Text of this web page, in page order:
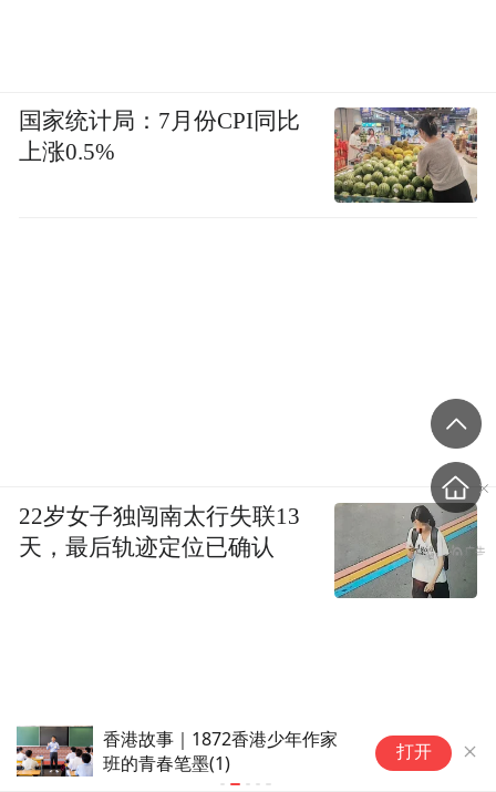
香港故事｜1872香港少年作家
班的青春笔墨(1)
尼日尔两辆
打开
国家统计局：7月份CPI同比
上涨0.5%
22岁女子独闯南太行失联13
天，最后轨迹定位已确认